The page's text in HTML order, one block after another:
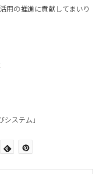
用の推進に貢献してまいり
ステム」